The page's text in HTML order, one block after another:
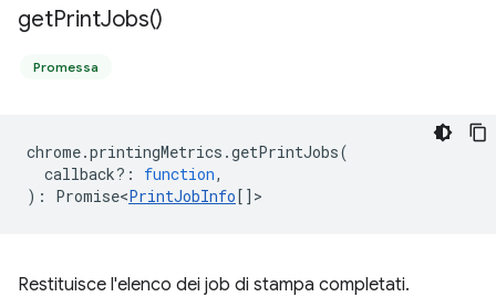
getPrintJobs()
Promessa
chrome.printingMetrics .getPrintJobs(
callback? : function,
) : Promise<PrintJobInfo[] >
Restituisce l'elenco dei job di stampa completati.